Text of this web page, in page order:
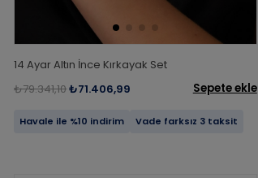
14 Ayar Altın İnce Kırkayak Set
₺79.341,10₺71.406,99 Sepete ekle
Havale ile %10 indirim Vade farksız 3 taksit